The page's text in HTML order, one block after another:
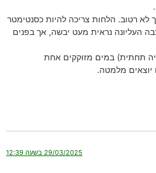
רטוב. הלחות צריכה להיות כסנטימטר
העליונה נראית מעט יבשה, אך בפנים
תחתית) במים מזוקקים אחת
יוצאים מלמטה.
29/03/2025 בשעה 12:39